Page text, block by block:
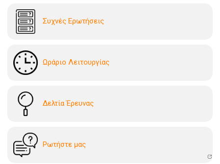
Συχνές Ερωτήσεις
Ωράριο Λειτουργίας
Δελτία Έρευνας
Ρωτήστε μας